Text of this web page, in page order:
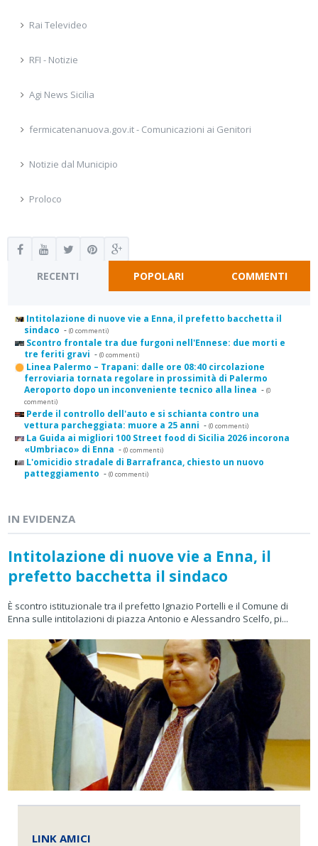
Rai Televideo
RFI - Notizie
Agi News Sicilia
fermicatenanuova.gov.it - Comunicazioni ai Genitori
Notizie dal Municipio
Proloco
RECENTI POPOLARI COMMENTI
Intitolazione di nuove vie a Enna, il prefetto bacchetta il
sindaco - (0 commenti)
Scontro frontale tra due furgoni nell'Ennese: due morti e
tre feriti gravi - (0 commenti)
Linea Palermo – Trapani: dalle ore 08:40 circolazione
ferroviaria tornata regolare in prossimità di Palermo
Aeroporto dopo un inconveniente tecnico alla linea - (0
commenti)
Perde il controllo dell'auto e si schianta contro una
vettura parcheggiata: muore a 25 anni - (0 commenti)
La Guida ai migliori 100 Street food di Sicilia 2026 incorona
«Umbriaco» di Enna - (0 commenti)
L'omicidio stradale di Barrafranca, chiesto un nuovo
patteggiamento - (0 commenti)
IN EVIDENZA
Intitolazione di nuove vie a Enna, il
prefetto bacchetta il sindaco
È scontro istituzionale tra il prefetto Ignazio Portelli e il Comune di
Enna sulle intitolazioni di piazza Antonio e Alessandro Scelfo, pi...
LINK AMICI